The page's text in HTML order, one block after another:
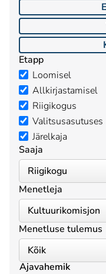
Etapp
Loomisel
Allkirjastamisel
Riigikogus
Valitsusasutuses
Järelkaja
Saaja
Menetleja
Menetluse tulemus
Ajavahemik